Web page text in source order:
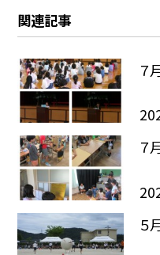
関連記事
７
７
５